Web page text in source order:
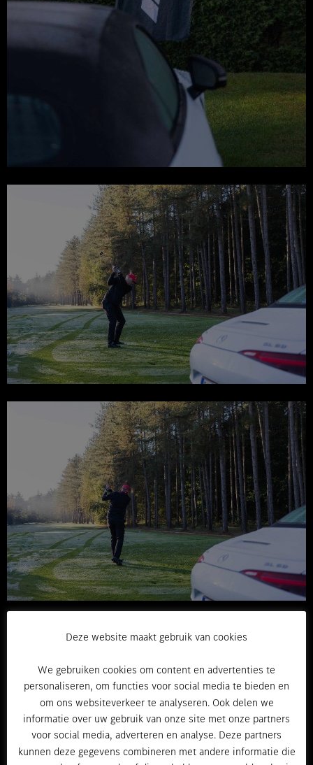
Deze website maakt gebruik van cookies
We gebruiken cookies om content en advertenties te
personaliseren, om functies voor social media te bieden en
om ons websiteverkeer te analyseren. Ook delen we
informatie over uw gebruik van onze site met onze partners
voor social media, adverteren en analyse. Deze partners
kunnen deze gegevens combineren met andere informatie die